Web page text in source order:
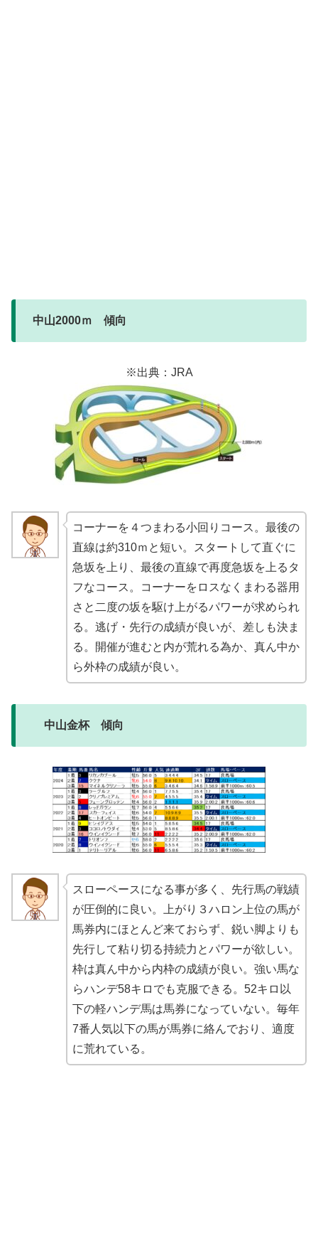
中山2000ｍ 傾向
※出典：JRA
コーナーを４つまわる小回りコース。最後の
直線は約310ｍと短い。スタートして直ぐに
急坂を上り、最後の直線で再度急坂を上るタ
フなコース。コーナーをロスなくまわる器用
さと二度の坂を駆け上がるパワーが求められ
る。逃げ・先行の成績が良いが、差しも決ま
る。開催が進むと内が荒れる為か、真ん中か
ら外枠の成績が良い。
中山金杯 傾向
スローペースになる事が多く、先行馬の戦績
が圧倒的に良い。上がり３ハロン上位の馬が
馬券内にほとんど来ておらず、鋭い脚よりも
先行して粘り切る持続力とパワーが欲しい。
枠は真ん中から内枠の成績が良い。強い馬な
らハンデ58キロでも克服できる。52キロ以
下の軽ハンデ馬は馬券になっていない。毎年
7番人気以下の馬が馬券に絡んでおり、適度
に荒れている。